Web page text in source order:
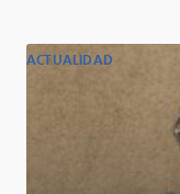
ACTUALIDAD